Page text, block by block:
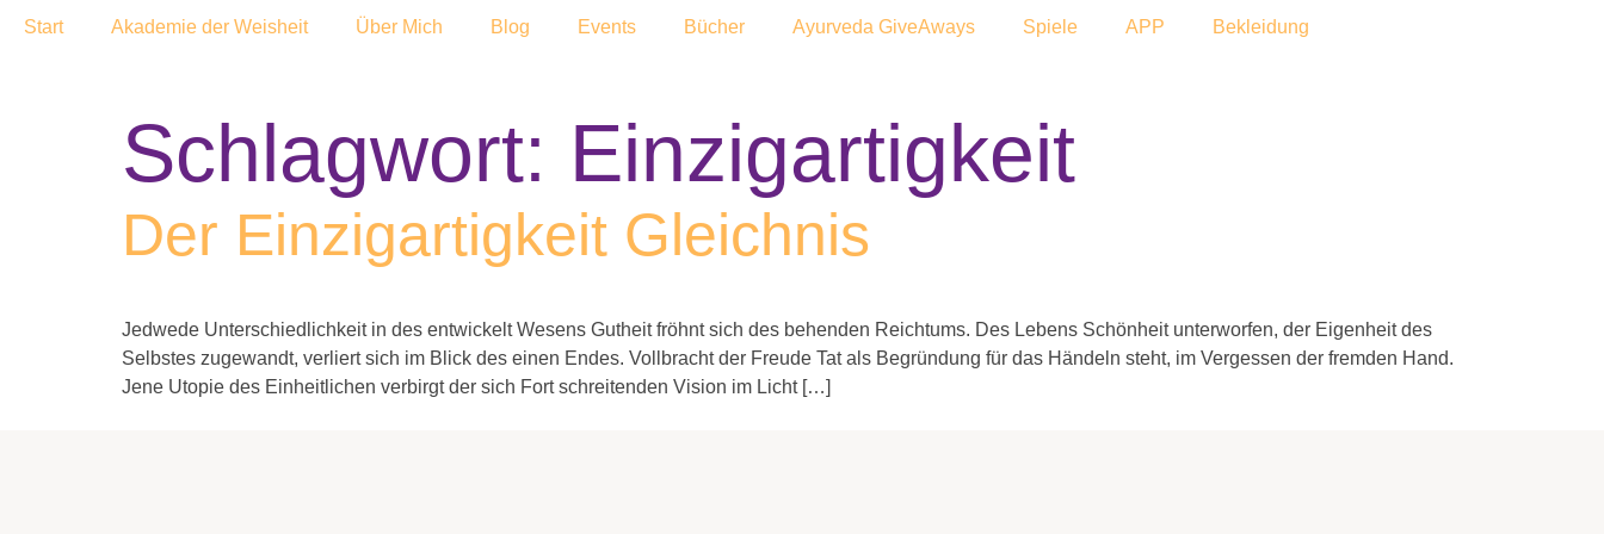
Start Akademie der Weisheit Über Mich Blog Events Bücher Ayurveda GiveAways Spiele APP Bekleidung
Schlagwort: Einzigartigkeit
Der Einzigartigkeit Gleichnis
Jedwede Unterschiedlichkeit in des entwickelt Wesens Gutheit fröhnt sich des behenden Reichtums. Des Lebens Schönheit unterworfen, der Eigenheit des
Selbstes zugewandt, verliert sich im Blick des einen Endes. Vollbracht der Freude Tat als Begründung für das Händeln steht, im Vergessen der fremden Hand.
Jene Utopie des Einheitlichen verbirgt der sich Fort schreitenden Vision im Licht […]